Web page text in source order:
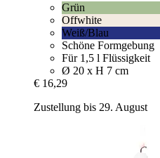
Grün
Offwhite
Weiß/Blau
Schöne Formgebung
Für 1,5 l Flüssigkeit
Ø 20 x H 7 cm
€ 16,29
Zustellung bis 29. August